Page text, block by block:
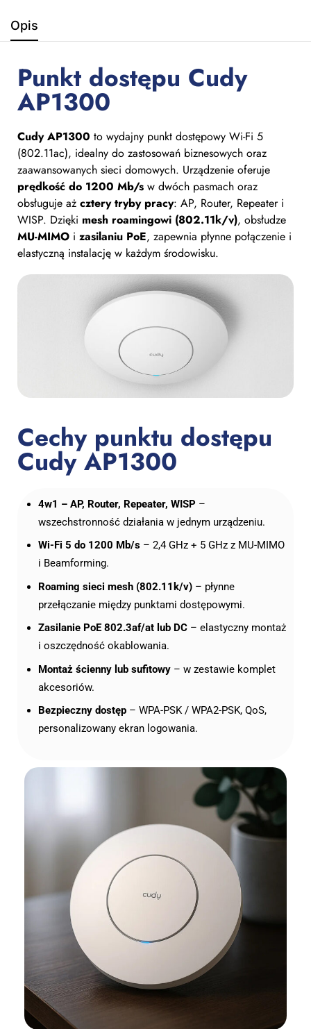
Opis
Punkt dostępu Cudy
AP1300
Cudy AP1300 to wydajny punkt dostępowy Wi-Fi 5
(802.11ac), idealny do zastosowań biznesowych oraz
zaawansowanych sieci domowych. Urządzenie oferuje
prędkość do 1200 Mb/s w dwóch pasmach oraz
obsługuje aż cztery tryby pracy: AP, Router, Repeater i
WISP. Dzięki mesh roamingowi (802.11k/v), obsłudze
MU-MIMO i zasilaniu PoE, zapewnia płynne połączenie i
elastyczną instalację w każdym środowisku.
Cechy punktu dostępu
Cudy AP1300
4w1 – AP, Router, Repeater, WISP –
wszechstronność działania w jednym urządzeniu.
Wi-Fi 5 do 1200 Mb/s – 2,4 GHz + 5 GHz z MU-MIMO
i Beamforming.
Roaming sieci mesh (802.11k/v) – płynne
przełączanie między punktami dostępowymi.
Zasilanie PoE 802.3af/at lub DC – elastyczny montaż
i oszczędność okablowania.
Montaż ścienny lub sufitowy – w zestawie komplet
akcesoriów.
Bezpieczny dostęp – WPA-PSK / WPA2-PSK, QoS,
personalizowany ekran logowania.